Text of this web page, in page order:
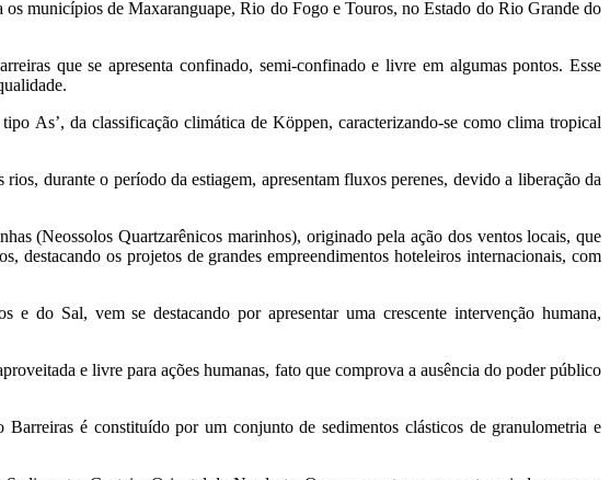
os municípios de Maxaranguape, Rio do Fogo e Touros, no Estado do Rio Grande do
que se apresenta confinado, semi-confinado e livre em algumas pontos. Esse
As’, da classificação climática de Köppen, caracterizando-se como clima tropical
durante o período da estiagem, apresentam fluxos perenes, devido a liberação da
(Neossolos Quartzarênicos marinhos), originado pela ação dos ventos locais, que
destacando os projetos de grandes empreendimentos hoteleiros internacionais, com
do Sal, vem se destacando por apresentar uma crescente intervenção humana,
e livre para ações humanas, fato que comprova a ausência do poder público
é constituído por um conjunto de sedimentos clásticos de granulometria e